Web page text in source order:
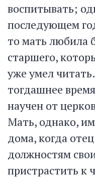
воспитывать;
последующем
то мать любила
старшего,
уже умел
тогдашнее
научен от
Мать, однако,
дома, когда
должностям
пристрастить к